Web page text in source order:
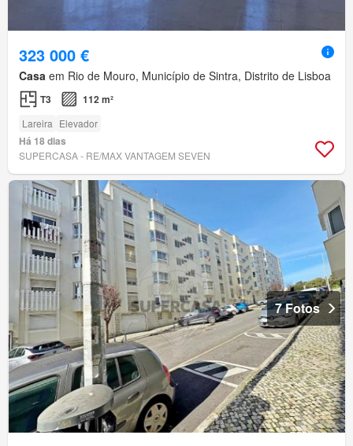
323 000 €
Casa em Rio de Mouro, Município de Sintra, Distrito de Lisboa
T3 112 m²
Lareira Elevador
Há 18 dias
SUPERCASA - RE/MAX VANTAGEM SEVEN
7 Fotos